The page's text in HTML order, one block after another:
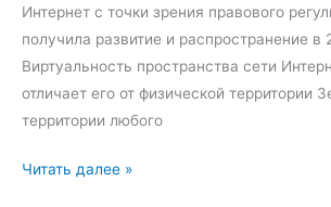
н
и
е
и
н
о
Интернет с точки зрения правового
получила развитие и распространение в
Виртуальность пространства сети
отличает его от физической территории
территории любого
М
Читать далее »